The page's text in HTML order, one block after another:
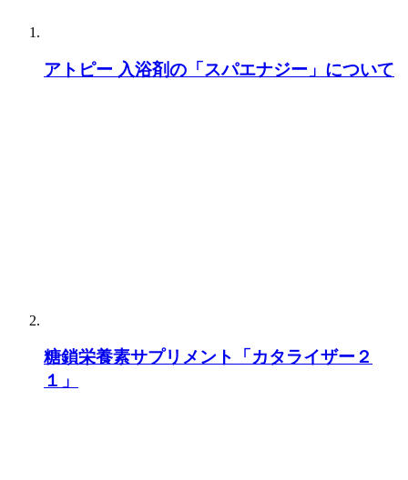
アトピー 入浴剤の「スパエナジー」について
糖鎖栄養素サプリメント「カタライザー２
１」